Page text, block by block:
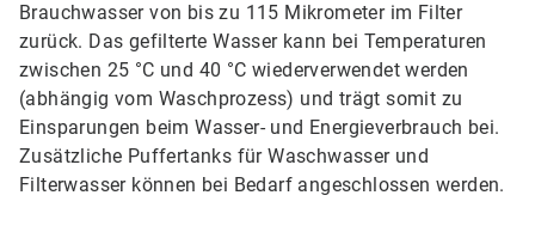
Brauchwasser von bis zu 115 Mikrometer im Filter
zurück. Das gefilterte Wasser kann bei Temperaturen
zwischen 25 °C und 40 °C wiederverwendet werden
(abhängig vom Waschprozess) und trägt somit zu
Einsparungen beim Wasser- und Energieverbrauch bei.
Zusätzliche Puffertanks für Waschwasser und
Filterwasser können bei Bedarf angeschlossen werden.